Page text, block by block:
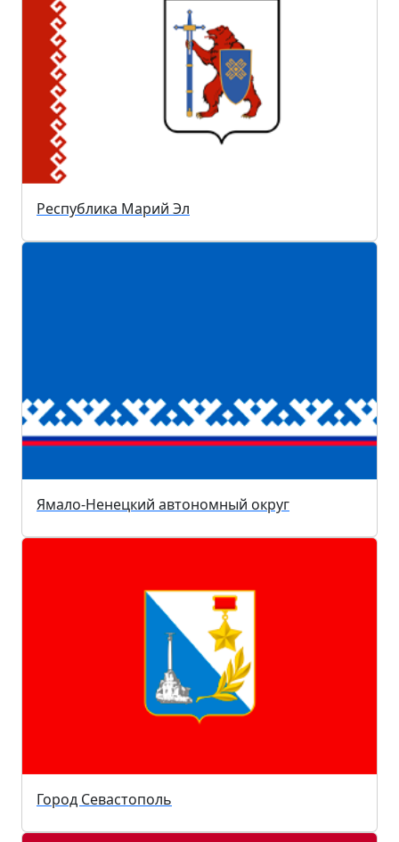
Республика Марий Эл
Ямало-Ненецкий автономный округ
Город Севастополь